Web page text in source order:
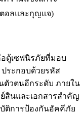
อลและกุญแจ)
คือตู้เซฟนิรภัยที่มอบ
ระกอบด้วยรหัส
ตัวตนอีกระดับ ภายใน
สินและเอกสารสำคัญ
ติการป้องกันอัคคีภัย